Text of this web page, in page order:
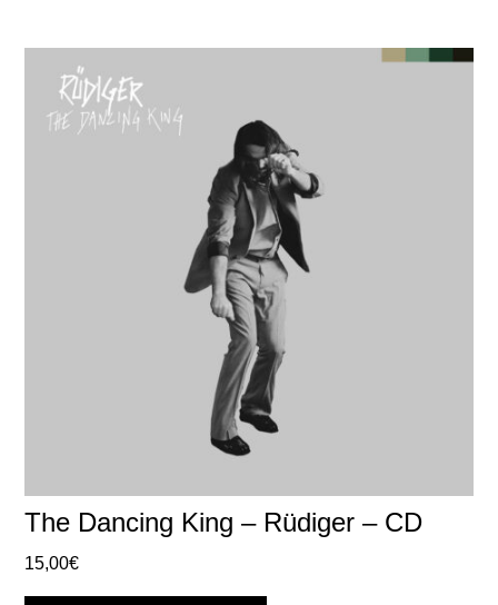
The Dancing King – Rüdiger – CD
15,00€